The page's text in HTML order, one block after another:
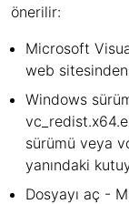
önerilir:
Microsoft
web
Windows
sürümü veya
yanındaki
Dosyayı aç -